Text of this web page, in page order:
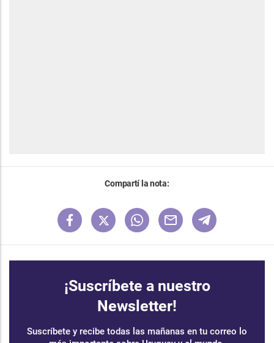
Compartí la nota:
¡Suscríbete a nuestro
Newsletter!
Suscríbete y recibe todas las mañanas en tu correo lo